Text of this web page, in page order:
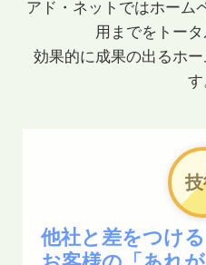
年末年始期間中の営業日の
まで、新年は1/5日(月)より
外部委託してワードプレス
けど、結局記事のネタを継
った。レンタルサーバー会
アド・ネットではホーム
用までをトータ
効果的に成果の出るホ
す
他社と差をつけ